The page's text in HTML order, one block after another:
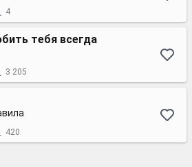
4
тебя всегда
3 205
420